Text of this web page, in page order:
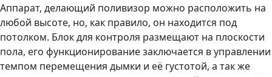
Аппарат, делающий поливизор можно расположить на
любой высоте, но, как правило, он находится под
потолком. Блок для контроля размещают на плоскости
пола, его функционирование заключается в управлении
темпом перемещения дымки и её густотой, а так же